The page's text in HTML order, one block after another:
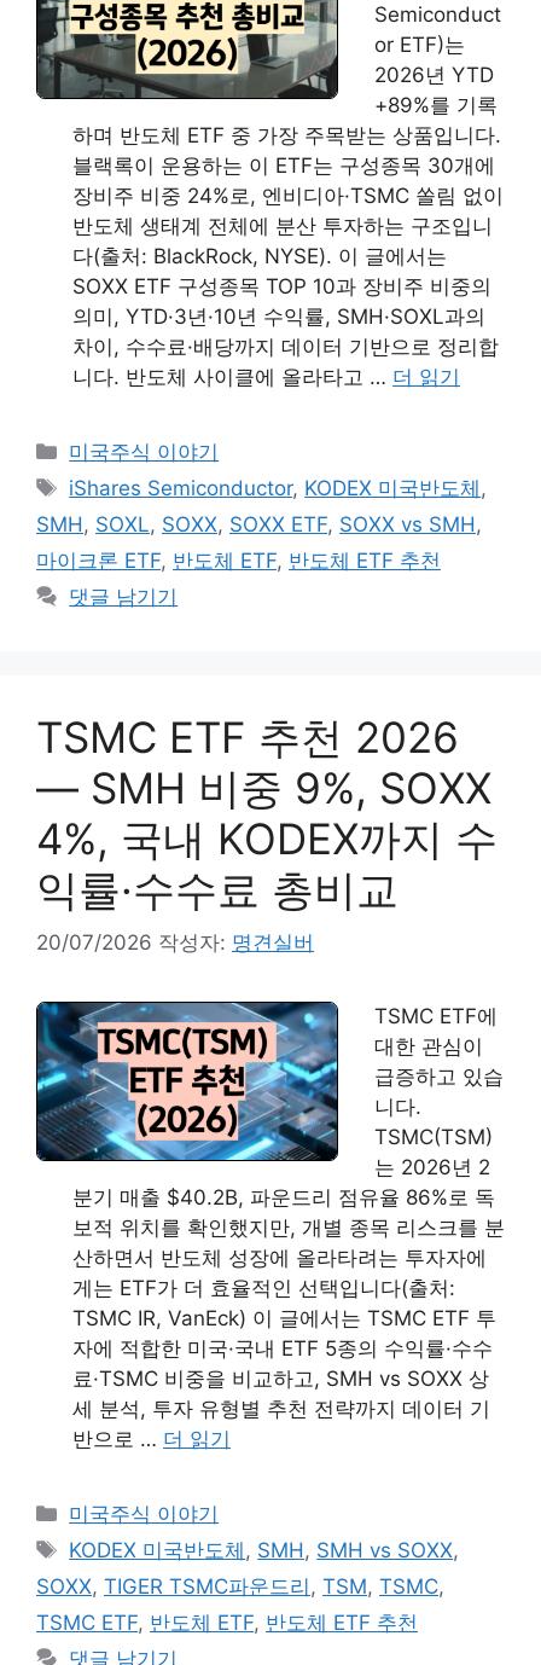
Semiconduct
or ETF)는
2026년 YTD
+89%를 기록
하며 반도체 ETF 중 가장 주목받는 상품입니다.
블랙록이 운용하는 이 ETF는 구성종목 30개에
장비주 비중 24%로, 엔비디아·TSMC 쏠림 없이
반도체 생태계 전체에 분산 투자하는 구조입니
다(출처: BlackRock, NYSE). 이 글에서는
SOXX ETF 구성종목 TOP 10과 장비주 비중의
의미, YTD·3년·10년 수익률, SMH·SOXL과의
차이, 수수료·배당까지 데이터 기반으로 정리합
니다. 반도체 사이클에 올라타고 … 더 읽기
카
테
리
미국주식 이야기
태
그
iShares Semiconductor, KODEX 미국반도체 ,
SMH , SOXL, SOXX, SOXX ETF, SOXX vs SMH ,
마이크론 ETF, 반도체 ETF, 반도체 ETF 추천
댓글 남기기
TSMC ETF 추천 2026
— SMH 비중 9%, SOXX
4%, 국내 KODEX까지 수
익률·수수료 총비교
20/07/2026 작성자: 명견실버
TSMC ETF에
대한 관심이
급증하고 있습
니다.
TSMC(TSM)
는 2026년 2
분기 매출 $40.2B, 파운드리 점유율 86%로 독
보적 위치를 확인했지만, 개별 종목 리스크를 분
산하면서 반도체 성장에 올라타려는 투자자에
게는 ETF가 더 효율적인 선택입니다(출처:
TSMC IR, VanEck) 이 글에서는 TSMC ETF 투
자에 적합한 미국·국내 ETF 5종의 수익률·수수
료·TSMC 비중을 비교하고, SMH vs SOXX 상
세 분석, 투자 유형별 추천 전략까지 데이터 기
반으로 … 더 읽기
카
테
리
미국주식 이야기
태
그
KODEX 미국반도체 , SMH, SMH vs SOXX,
SOXX, TIGER TSMC파운드리 , TSM, TSMC,
TSMC ETF, 반도체 ETF, 반도체 ETF 추천
댓글 남기기